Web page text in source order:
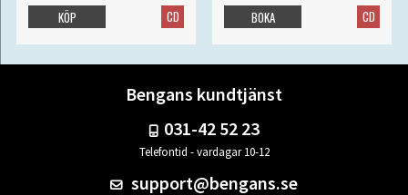
CD
KÖP CD
BOKA
Bengans kundtjänst
031-42 52 23
Telefontid - vardagar 10-12
support@bengans.se